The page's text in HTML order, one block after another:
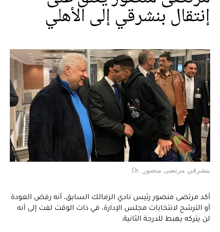
إنتقال بنشرقي إلى الأهلي
بنشرقي مرتضى منصور. Dr
أكد مرتضى منصور رئيس نادي الزمالك السابق، أنه رفض العودة
أو الترشح لانتخابات مجلس الإدارة، في ذات الوقت لفت إلى أنه
لن يتركه يهبط للدرجة الثانية.